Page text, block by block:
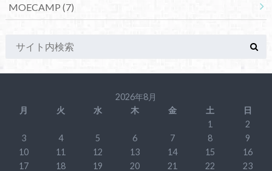
MOECAMP (7)
2026年8月
月
火 水 木 金 土
日
1
2
3
4 5 6 7 8
9
10
11 12 13 14 15
16
17
18 19 20 21 22 23